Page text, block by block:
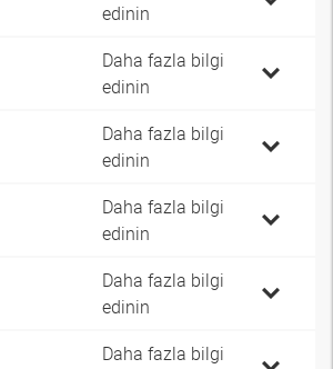
edinin
Daha fazla bilgi
edinin
Daha fazla bilgi
edinin
Daha fazla bilgi
edinin
Daha fazla bilgi
edinin
Daha fazla bilgi